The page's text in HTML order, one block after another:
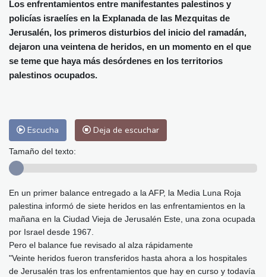
Alicante
30 °C Córdoba
37 °C
Málaga
32 °C Murcia
31 °C
Las Palmas de Gran Canaria
27 °C
Ibiza
29 °C Buenos Aires
13 °C
Caracas
28 °C
Los enfrentamientos entre manifestantes palestinos y
policías israelíes en la Explanada de las Mezquitas de
Jerusalén, los primeros disturbios del inicio del ramadán,
dejaron una veintena de heridos, en un momento en el que
se teme que haya más desórdenes en los territorios
palestinos ocupados.
Escucha Deja de escuchar
Tamaño del texto:
En un primer balance entregado a la AFP, la Media Luna Roja
palestina informó de siete heridos en las enfrentamientos en la
mañana en la Ciudad Vieja de Jerusalén Este, una zona ocupada
por Israel desde 1967.
Pero el balance fue revisado al alza rápidamente
"Veinte heridos fueron transferidos hasta ahora a los hospitales
de Jerusalén tras los enfrentamientos que hay en curso y todavía